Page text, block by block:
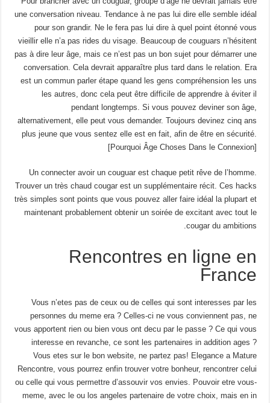
une conversation niveau. Tendance à ne pas lui dire elle semble idéal
pour son grandir. Ne le fera pas lui dire à quel point étonné vous
vieillir elle n’a pas rides du visage. Beaucoup de couguars n’hésitent
pas à dire leur âge, mais ce n’est pas un bon sujet pour démarrer une
conversation. Cela devrait apparaître plus tard dans le relation. Era
est un commun parler étape quand les gens compréhension les uns
les autres, donc cela peut être difficile de apprendre à éviter il
pendant longtemps. Si vous pouvez deviner son âge,
alternativement, elle peut vous demander. Toujours devinez cinq ans
plus jeune que vous sentez elle est en fait, afin de être en sécurité.
[Pourquoi Âge Choses Dans le Connexion]
Un connecter avoir un couguar est chaque petit rêve de l’homme.
Trouver un très chaud cougar est un supplémentaire récit. Ces hacks
très simples sont points que vous pouvez aller faire idéal la plupart et
maintenant probablement obtenir un soirée de excitant avec tout le
cougar du ambitions.
Rencontres en ligne en
France
Vous n’etes pas de ceux ou de celles qui sont interesses par les
personnes du meme era ? Celles-ci ne vous conviennent pas, ne
vous apportent rien ou bien vous ont decu par le passe ? Ce qui vous
interesse en revanche, ce sont les partenaires in addition ages ?
Vous etes sur le bon website, ne partez pas! Elegance a Mature
Rencontre, vous pourrez enfin trouver votre bonheur, rencontrer celui
ou celle qui vous permettre d’assouvir vos envies. Pouvoir etre vous-
meme, avec le ou los angeles partenaire de votre choix, mais en in